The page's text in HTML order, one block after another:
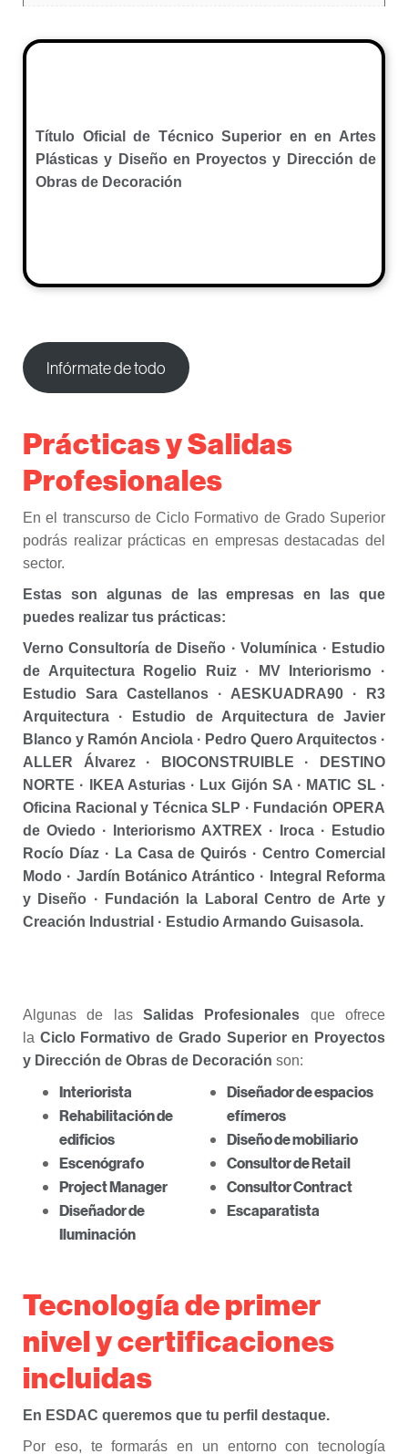
Título Oficial de Técnico Superior en en Artes
Plásticas y Diseño en Proyectos y Dirección de
Obras de Decoración
Infórmate de todo
Prácticas y Salidas
Profesionales
En el transcurso de Ciclo Formativo de Grado Superior
podrás realizar prácticas en empresas destacadas del
sector.
Estas son algunas de las empresas en las que
puedes realizar tus prácticas:
Verno Consultoría de Diseño · Volumínica · Estudio
de Arquitectura Rogelio Ruiz · MV Interiorismo ·
Estudio Sara Castellanos · AESKUADRA90 · R3
Arquitectura · Estudio de Arquitectura de Javier
Blanco y Ramón Anciola · Pedro Quero Arquitectos ·
ALLER Álvarez · BIOCONSTRUIBLE · DESTINO
NORTE · IKEA Asturias · Lux Gijón SA · MATIC SL ·
Oficina Racional y Técnica SLP · Fundación OPERA
de Oviedo · Interiorismo AXTREX · Iroca · Estudio
Rocío Díaz · La Casa de Quirós · Centro Comercial
Modo · Jardín Botánico Atrántico · Integral Reforma
y Diseño · Fundación la Laboral Centro de Arte y
Creación Industrial · Estudio Armando Guisasola.
Algunas de las Salidas Profesionales que ofrece
la Ciclo Formativo de Grado Superior en Proyectos
y Dirección de Obras de Decoración son:
Interiorista
Rehabilitación de
edificios
Escenógrafo
Project Manager
Diseñador de
Iluminación
Diseñador de espacios
efímeros
Diseño de mobiliario
Consultor de Retail
Consultor Contract
Escaparatista
Tecnología de primer
nivel y certificaciones
incluidas
En ESDAC queremos que tu perfil destaque.
Por eso, te formarás en un entorno con tecnología